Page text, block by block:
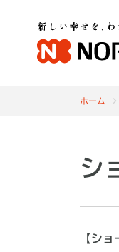
ホーム
シ
【シ